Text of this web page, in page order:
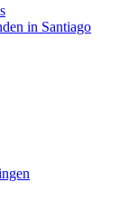
in Santiago